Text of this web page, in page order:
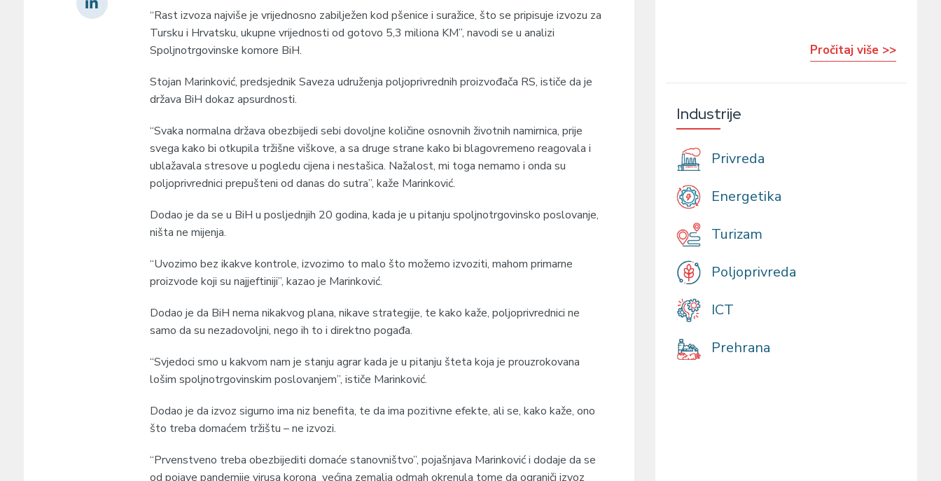
“Rast izvoza najviše je vrijednosno zabilježen kod pšenice i suražice, što se pripisuje izvozu za
Tursku i Hrvatsku, ukupne vrijednosti od gotovo 5,3 miliona KM”, navodi se u analizi
Spoljnotrgovinske komore BiH.
Stojan Marinković, predsjednik Saveza udruženja poljoprivrednih proizvođača RS, ističe da je
država BiH dokaz apsurdnosti.
“Svaka normalna država obezbijedi sebi dovoljne količine osnovnih životnih namirnica, prije
svega kako bi otkupila tržišne viškove, a sa druge strane kako bi blagovremeno reagovala i
ublažavala stresove u pogledu cijena i nestašica. Nažalost, mi toga nemamo i onda su
poljoprivrednici prepušteni od danas do sutra”, kaže Marinković.
Dodao je da se u BiH u posljednjih 20 godina, kada je u pitanju spoljnotrgovinsko poslovanje,
ništa ne mijenja.
“Uvozimo bez ikakve kontrole, izvozimo to malo što možemo izvoziti, mahom primarne
proizvode koji su najjeftiniji”, kazao je Marinković.
Dodao je da BiH nema nikakvog plana, nikave strategije, te kako kaže, poljoprivrednici ne
samo da su nezadovoljni, nego ih to i direktno pogađa.
“Svjedoci smo u kakvom nam je stanju agrar kada je u pitanju šteta koja je prouzrokovana
lošim spoljnotrgovinskim poslovanjem”, ističe Marinković.
Dodao je da izvoz sigurno ima niz benefita, te da ima pozitivne efekte, ali se, kako kaže, ono
što treba domaćem tržištu – ne izvozi.
“Prvenstveno treba obezbijediti domaće stanovništvo”, pojašnjava Marinković i dodaje da se
od pojave pandemije virusa korona većina zemalja odmah okrenula tome da ograniči izvoz
Pročitaj više >>
Industrije
Privreda
Energetika
Turizam
Poljoprivreda
ICT
Prehrana